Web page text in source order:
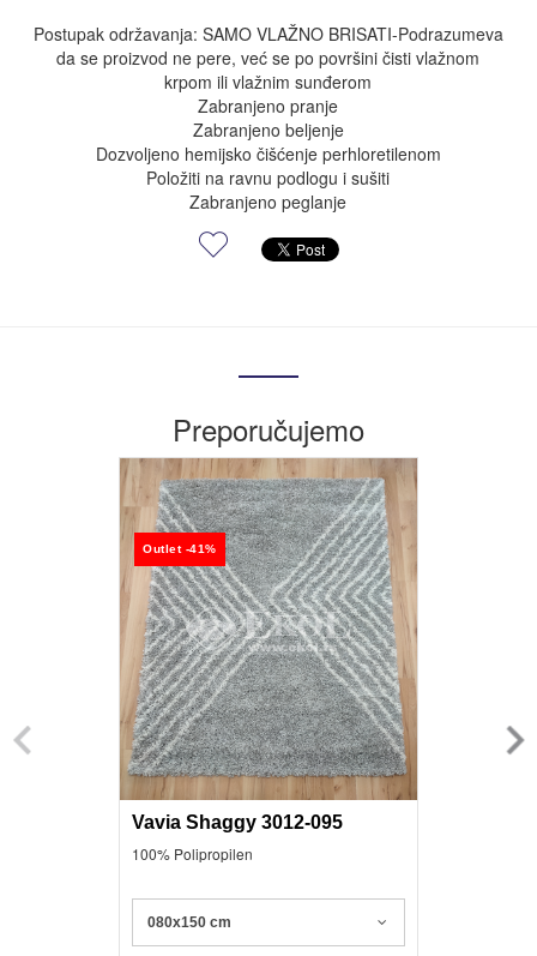
Postupak održavanja: SAMO VLAŽNO BRISATI-Podrazumeva
da se proizvod ne pere, već se po površini čisti vlažnom
krpom ili vlažnim sunđerom
Zabranjeno pranje
Zabranjeno beljenje
Dozvoljeno hemijsko čišćenje perhloretilenom
Položiti na ravnu podlogu i sušiti
Zabranjeno peglanje
Preporučujemo
Outlet -41%
Vavia Shaggy 3012-095
100% Polipropilen
080x150 cm